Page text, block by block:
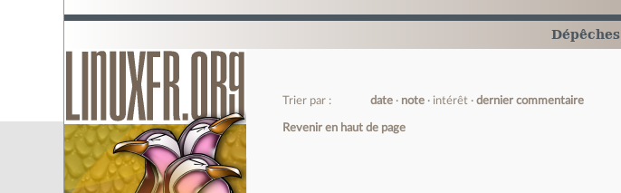
Dépêches
Trier par : date note intérêt dernier commentaire
Revenir en haut de page